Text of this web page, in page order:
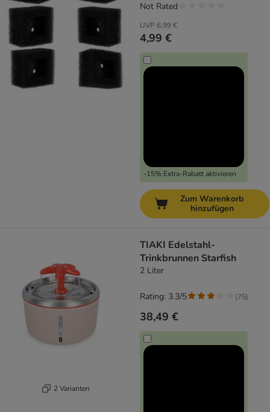
UVP 6,99 €
4,99 €
-15% Extra-Rabatt aktivieren
Not Rated
Zum Warenkorb
hinzufügen
2 Varianten
TIAKI Edelstahl-
Trinkbrunnen Starfish
2 Liter
38,49 €
Rating: 3.3/5 (75)